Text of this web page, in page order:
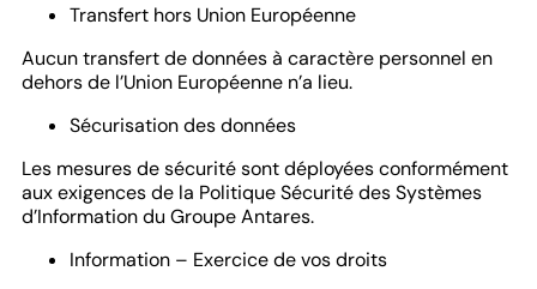
Transfert hors Union Européenne
Aucun transfert de données à caractère personnel en
dehors de l’Union Européenne n’a lieu.
Sécurisation des données
Les mesures de sécurité sont déployées conformément
aux exigences de la Politique Sécurité des Systèmes
d’Information du Groupe Antares.
Information – Exercice de vos droits